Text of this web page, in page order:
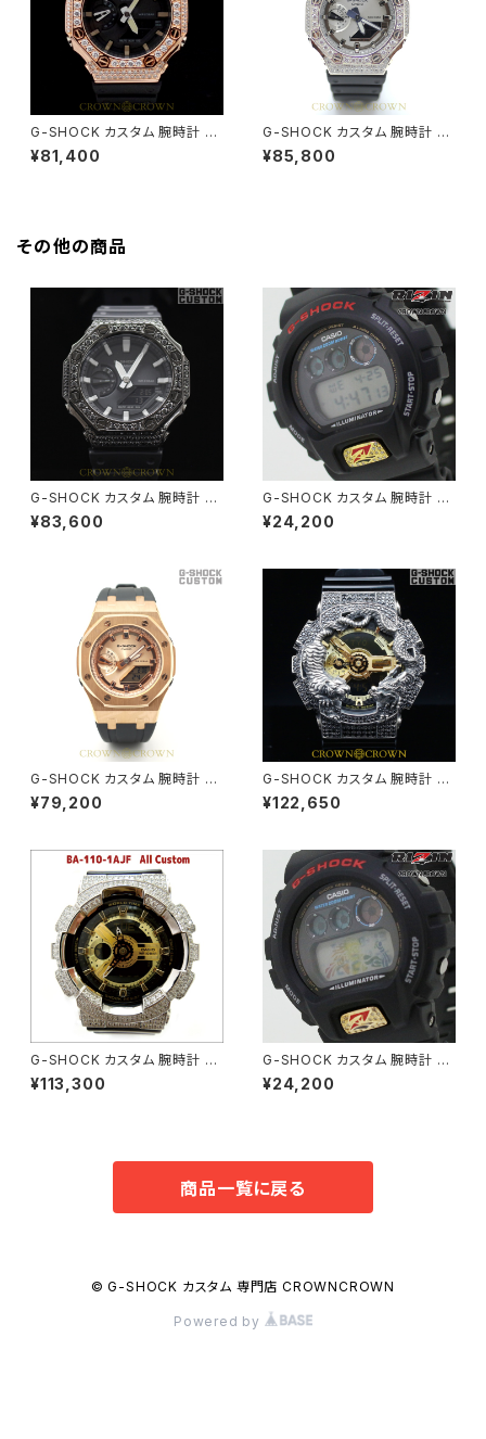
G-SHOCK カスタム 腕時計 カ
シオーク GA-2100SU-1A GA
2100-026
¥81,400
G-SHOCK カスタム 腕時計 カ
シオーク GA-2100SB-1A GA2
100-034
¥85,800
その他の商品
G-SHOCK カスタム 腕時計 カ
シオーク GA-2100-1AJF GA2
100-002
¥83,600
G-SHOCK カスタム 腕時計 D
W6900-1V RIZIN-006 ライ
ジン オフィシャル コラボ 腕時計
¥24,200
G-SHOCK カスタム 腕時計 G
MA-S2100MD-1A GMA-S21
00-005
¥79,200
G-SHOCK カスタム 腕時計 G
A110 GB-1 GA110-059
¥122,650
G-SHOCK カスタム 腕時計 B
A110-1A BA110-013
¥113,300
G-SHOCK カスタム 腕時計 D
W6900-1V RIZIN-011 ライジ
ン オフィシャル コラボ 腕時計
¥24,200
商品一覧に戻る
© G-SHOCK カスタム 専門店 CROWNCROWN
Powered by